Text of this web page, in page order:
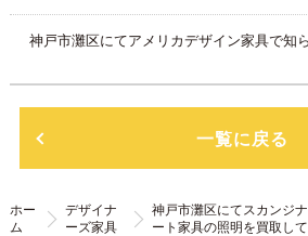
神戸市灘区にてアメリカデザイン家具で知
一覧に戻る
ホー
ム
デザイナ
ーズ家具
神戸市灘区にてスカンジ
ート家具の照明を買取し